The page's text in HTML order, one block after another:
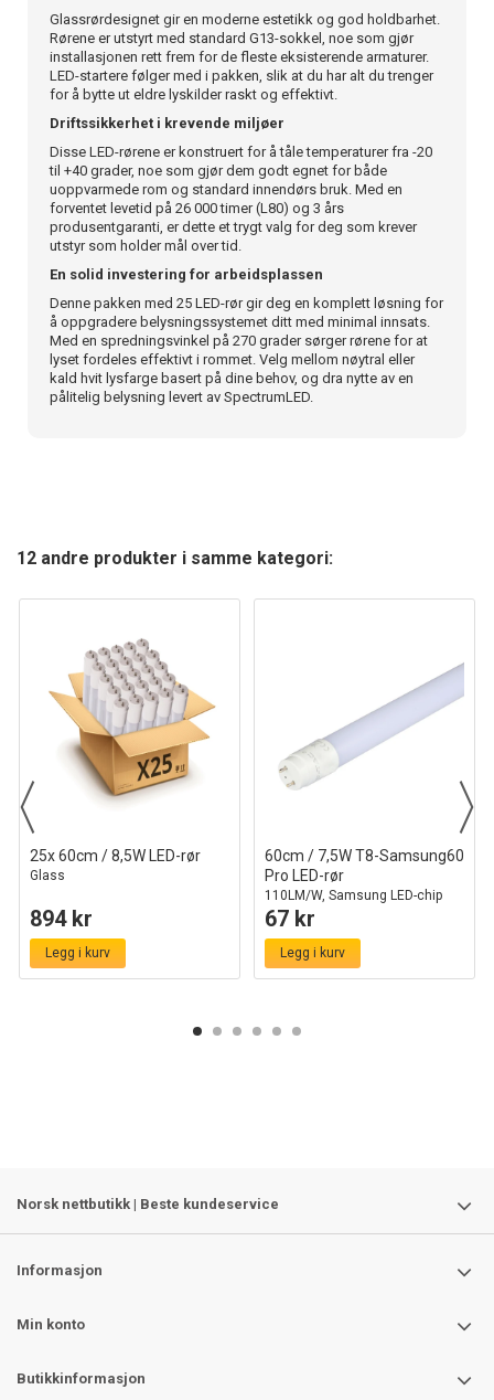
Glassrørdesignet gir en moderne estetikk og god holdbarhet.
Rørene er utstyrt med standard G13-sokkel, noe som gjør
installasjonen rett frem for de fleste eksisterende armaturer.
LED-startere følger med i pakken, slik at du har alt du trenger
for å bytte ut eldre lyskilder raskt og effektivt.
Driftssikkerhet i krevende miljøer
Disse LED-rørene er konstruert for å tåle temperaturer fra -20
til +40 grader, noe som gjør dem godt egnet for både
uoppvarmede rom og standard innendørs bruk. Med en
forventet levetid på 26 000 timer (L80) og 3 års
produsentgaranti, er dette et trygt valg for deg som krever
utstyr som holder mål over tid.
En solid investering for arbeidsplassen
Denne pakken med 25 LED-rør gir deg en komplett løsning for
å oppgradere belysningssystemet ditt med minimal innsats.
Med en spredningsvinkel på 270 grader sørger rørene for at
lyset fordeles effektivt i rommet. Velg mellom nøytral eller
kald hvit lysfarge basert på dine behov, og dra nytte av en
pålitelig belysning levert av SpectrumLED.
12 andre produkter i samme kategori:
25x 60cm / 8,5W LED-rør
Glass
894 kr
Legg i kurv
60cm / 7,5W T8-Samsung60
Pro LED-rør
110LM/W, Samsung LED-chip
67 kr
Legg i kurv
Norsk nettbutikk | Beste kundeservice
Informasjon
Min konto
Butikkinformasjon